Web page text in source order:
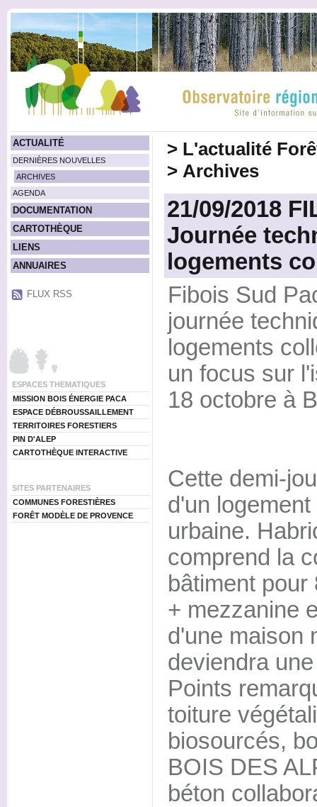
ACTUALITÉ
DERNIÈRES NOUVELLES
ARCHIVES
AGENDA
DOCUMENTATION
CARTOTHÈQUE
LIENS
ANNUAIRES
FLUX RSS
ESPACES THEMATIQUES
MISSION BOIS ÉNERGIE PACA
ESPACE DÉBROUSSAILLEMENT
TERRITOIRES FORESTIERS
PIN D'ALEP
CARTOTHÈQUE INTERACTIVE
SITES PARTENAIRES
COMMUNES FORESTIÈRES
FORÊT MODÈLE DE PROVENCE
> L'actualité
> Archives
21/09/2018
Journée
logements
Fibois Sud
journée
logements
un focus sur
18 octobre à
Cette demi-
d'un
urbaine.
comprend la
bâtiment
+ mezzanine
d'une maison
deviendra
Points
toiture
biosourcés,
BOIS DES
béton